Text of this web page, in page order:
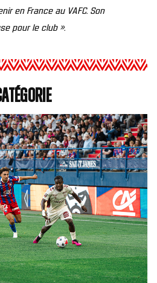
en France au VAFC. Son
pour le club ».